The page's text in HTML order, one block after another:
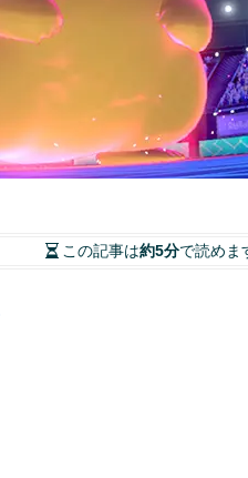
この記事は約5分で読めま